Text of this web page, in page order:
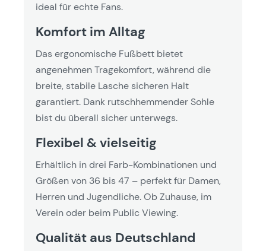
ideal für echte Fans.
Komfort im Alltag
Das ergonomische Fußbett bietet
angenehmen Tragekomfort, während die
breite, stabile Lasche sicheren Halt
garantiert. Dank rutschhemmender Sohle
bist du überall sicher unterwegs.
Flexibel & vielseitig
Erhältlich in drei Farb-Kombinationen und
Größen von 36 bis 47 – perfekt für Damen,
Herren und Jugendliche. Ob Zuhause, im
Verein oder beim Public Viewing.
Qualität aus Deutschland